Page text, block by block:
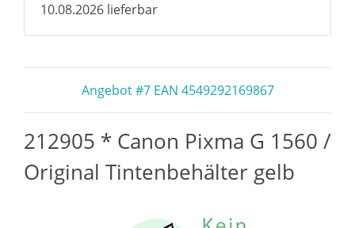
10.08.2026 lieferbar
Angebot #7 EAN 4549292169867
212905 * Canon Pixma G 1560 /
Original Tintenbehälter gelb